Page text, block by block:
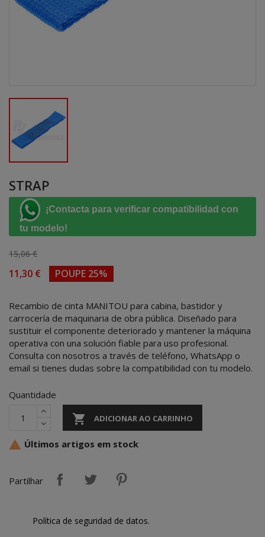
STRAP
¡Contacta para verificar compatibilidad con
tu modelo!
15,06 €
11,30 € POUPE 25%
Recambio de cinta MANITOU para cabina, bastidor y
carrocería de maquinaria de obra pública. Diseñado para
sustituir el componente deteriorado y mantener la máquina
operativa con una solución fiable para uso profesional.
Consulta con nosotros a través de teléfono, WhatsApp o
email si tienes dudas sobre la compatibilidad con tu modelo.
Quantidade
 ADICIONAR AO CARRINHO
 Últimos artigos em stock
Partilhar
Política de seguridad de datos.